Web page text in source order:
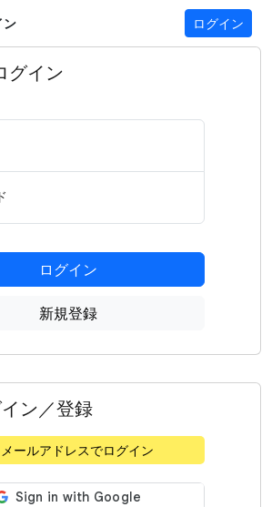
ン ログイン
グイン
ログイン
新規登録
ン／登録
メールアドレスでログイン